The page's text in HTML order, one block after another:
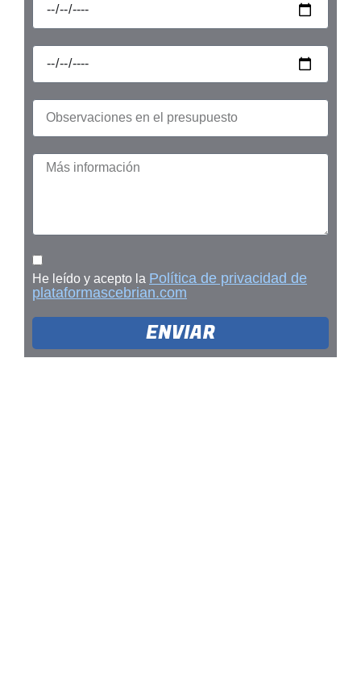
He leído y acepto la Política de privacidad de
plataformascebrian.com
ENVIAR